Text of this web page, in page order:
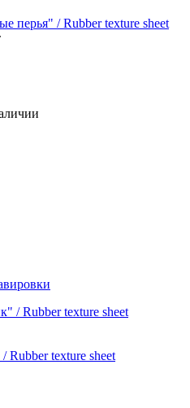
перья" / Rubber texture sheet
texture sheet